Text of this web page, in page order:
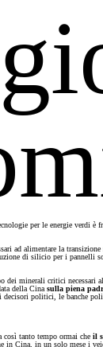
per le energie verdi
ad alimentare la transizione
di silicio per i pannelli
minerali critici necessari
della Cina sulla piena
politici, le banche
così tanto tempo ormai che il
Cina, in un solo mese i